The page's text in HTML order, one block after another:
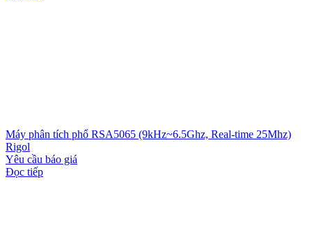
Máy phân tích phổ RSA5065 (9kHz~6.5Ghz, Real-time 25Mhz)
Rigol
Yêu cầu báo giá
Đọc tiếp